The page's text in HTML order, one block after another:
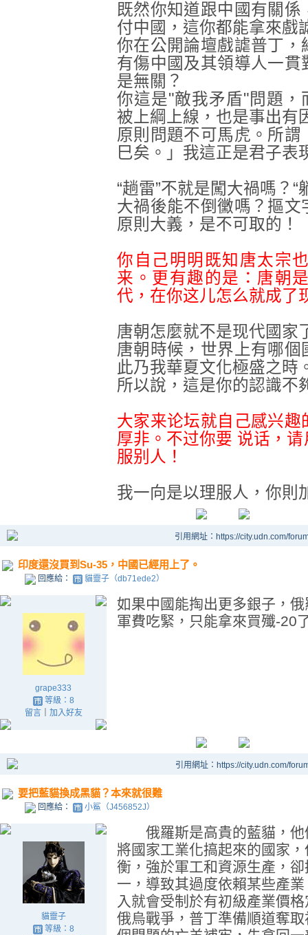
既然你知道跟中國有關
付中國，這你都能拿來戲
你在公開論壇戲謔普丁
有傷中國及其領導人一
是無關？
你這是"敵我矛盾"問題
被上綱上線，也是事出有
原則問題不可馬虎。所謂
巳矣。 」我這正是君子表
“趟雷”不就是闖大禍嗎？
大禍後能不倒黴嗎？摳
原則大義，是不可取的！
你自己明明既知唐太宗
来。更有趣的是： 唐朝
代，在你这儿怎么就成了
唐朝怎麼就不是现代國家
唐朝時候，世界上有哪
此乃我華夏文化極盛之時
所以說，這是你的認識不
大家来论坛就自己感兴
厚非。不过你要 说话，
服别人！
我一向是以理服人 ，你則
引用網址：https://city.udn.com/
印度還沒買到Su-35，中國已經用上了。
回應給： 貓靈子（db71ede2）
grape333
等級：8
留言｜ 加入好友
如果中國能掏出更多銀子，
軍費吃緊，只能拿來買殲-20
引用網址：https://city.udn.com/
要把藍貓換成黑貓？本來就很難
回應給： 小鯊（J456852J）
貓靈子
等級：8
俄羅斯是高貴的藍貓，他
將國家工業化搞起來的國家
衡，強於軍工和資源生產，
一，導致其過度依賴某些產
入就會受制於有初級產業價
俄烏戰爭，普丁準備順道奪